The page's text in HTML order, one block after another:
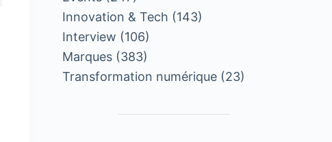
Innovation & Tech (143)
Interview (106)
Marques (383)
Transformation numérique (23)